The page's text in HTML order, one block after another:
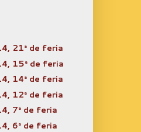
21ª de feria
15ª de feria
14ª de feria
12ª de feria
7ª de feria
6ª de feria